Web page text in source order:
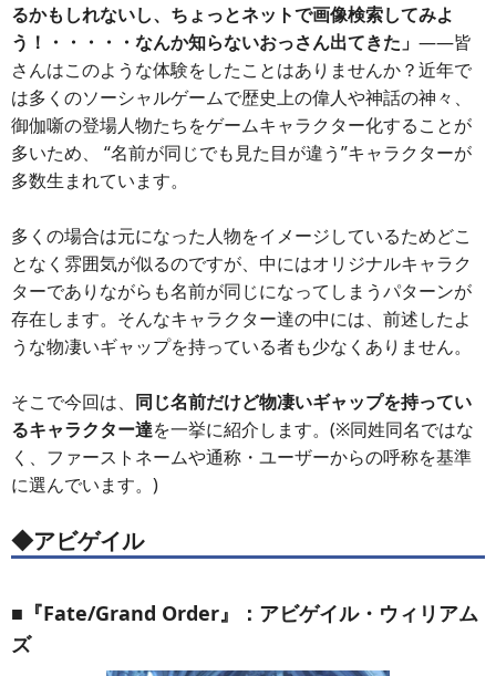
るかもしれないし、ちょっとネットで画像検索してみよ
う！・・・・・なんか知らないおっさん出てきた」 ――皆
さんはこのような体験をしたことはありませんか？近年で
は多くのソーシャルゲームで歴史上の偉人や神話の神々、
御伽噺の登場人物たちをゲームキャラクター化することが
多いため、 “名前が同じでも見た目が違う”キャラクターが
多数生まれています。
多くの場合は元になった人物をイメージしているためどこ
となく雰囲気が似るのですが、中にはオリジナルキャラク
ターでありながらも名前が同じになってしまうパターンが
存在します。そんなキャラクター達の中には、前述したよ
うな物凄いギャップを持っている者も少なくありません。
そこで今回は、 同じ名前だけど物凄いギャップを持ってい
るキャラクター達を一挙に紹介します。(※同姓同名ではな
く、ファーストネームや通称・ユーザーからの呼称を基準
に選んでいます。)
◆アビゲイル
■『Fate/Grand Order』：アビゲイル・ウィリアム
ズ